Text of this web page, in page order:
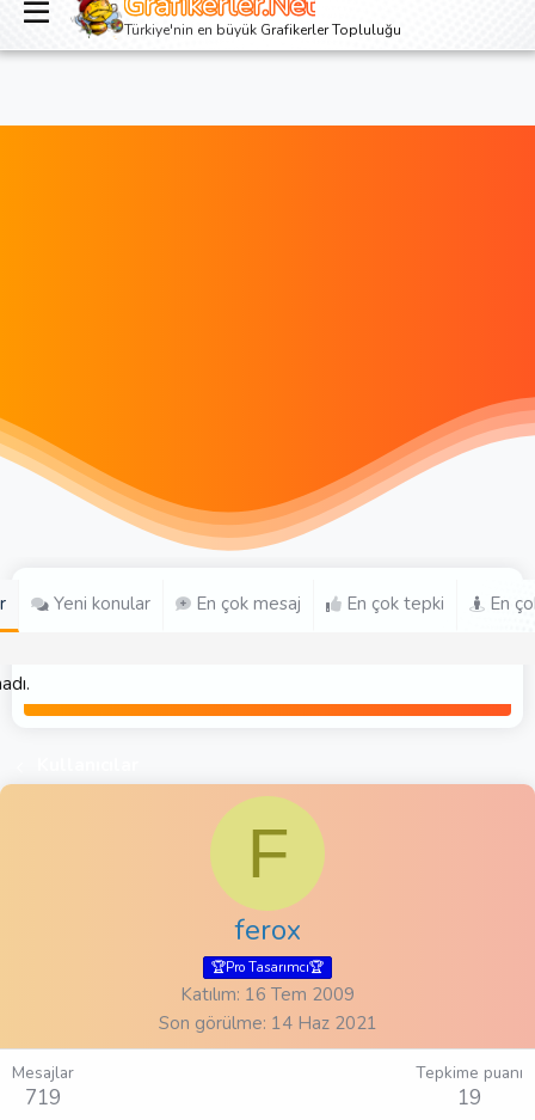
Giriş yap Kayıt ol
Türkiye'nin en büyük Grafikerler Topluluğu
Yeni konular En çok mesaj En çok tepki En
F
ferox
🏆Pro Tasarımcı🏆
Katılım 16 Tem 2009
Son görülme 14 Haz 2021
Mesajlar
719
Tepkime puanı
19